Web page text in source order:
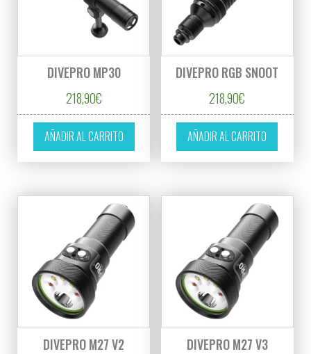
DIVEPRO MP30
218,90€
AÑADIR AL CARRITO
DIVEPRO RGB SNOOT
218,90€
AÑADIR AL CARRITO
DIVEPRO M27 V2
DIVEPRO M27 V3